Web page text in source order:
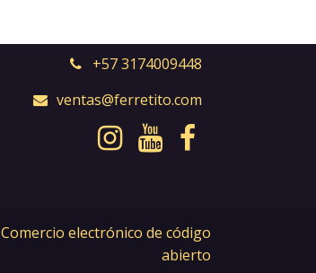
+57 3174009448
ventas@ferretito.com
Comercio electrónico de código
abierto